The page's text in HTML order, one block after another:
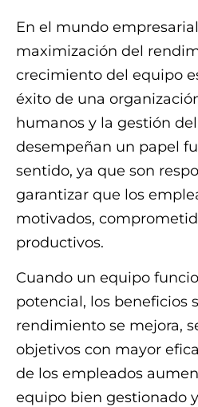
En el mundo
maximización del
crecimiento del equipo
éxito de una
humanos y la gestión
desempeñan un papel
sentido, ya que son
garantizar que los
motivados,
productivos.
Cuando un equipo
potencial, los beneficios
rendimiento se mejora,
objetivos con mayor
de los empleados
equipo bien gestionado